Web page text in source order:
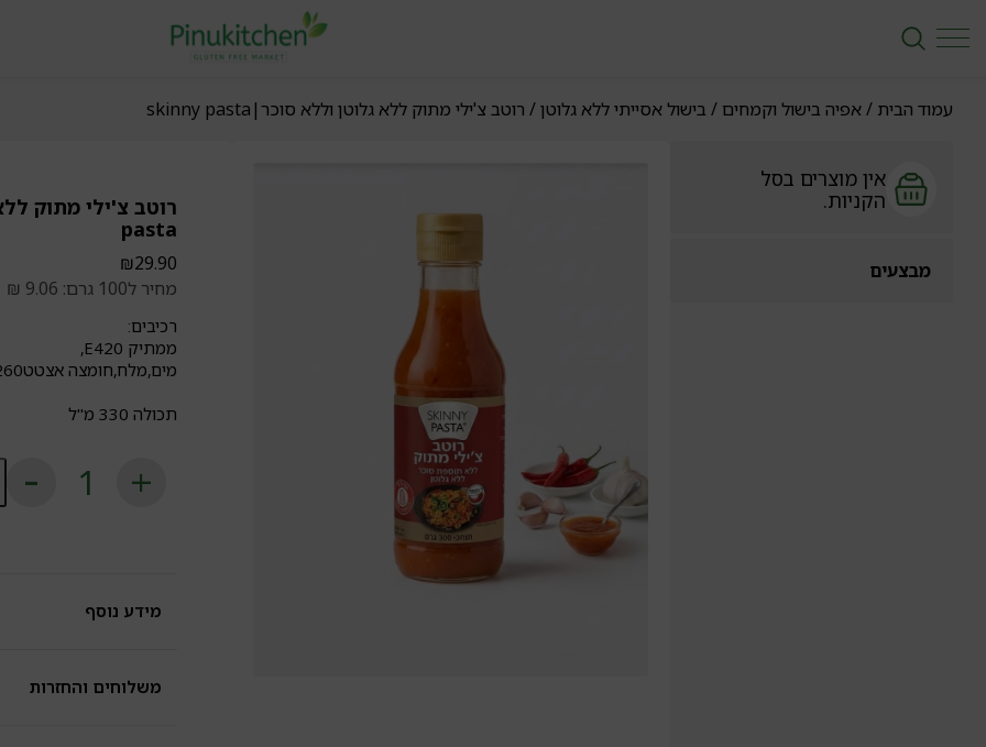
עמוד הבית /אפיה בישול וקמחים / בישול אסייתי ללא גלוטן/ רוטב צ'ילי מתוק ללא גלוטן וללא סוכר|skinny pasta
אין מוצרים בסל
הקניות.
מבצעים
pasta
₪29.90
מחיר ל100 גרם: 9.06 ₪
רכיבים:
ממתיק E420,
מים,מלח,חומצה אצטטE260,צ'ילי אדום כבוד,שום,קסנתאן-גאם(E415)
תכולה 330 מ"ל
מידע נוסף
משלוחים והחזרות